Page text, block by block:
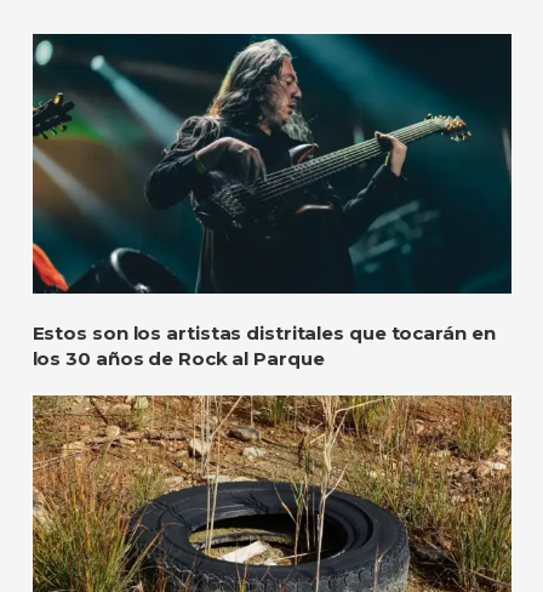
Estos son los artistas distritales que tocarán en
los 30 años de Rock al Parque